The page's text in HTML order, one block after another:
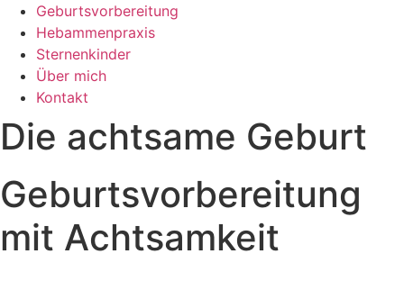
Geburtsvorbereitung
Hebammenpraxis
Sternenkinder
Über mich
Kontakt
Die achtsame Geburt
Geburtsvorbereitung
mit Achtsamkeit